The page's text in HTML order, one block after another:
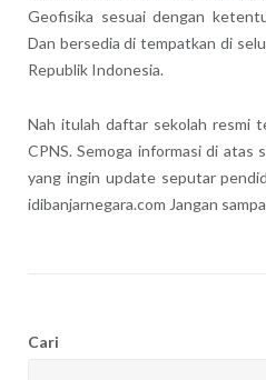
Geofisika sesuai dengan
Dan bersedia di tempatkan di
Republik Indonesia.
Nah itulah daftar sekolah resmi
CPNS. Semoga informasi di atas
yang ingin update seputar
idibanjarnegara.com Jangan
Cari